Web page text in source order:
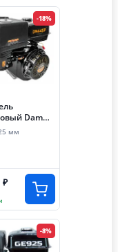
-18%
Daman
лс, 25
мм
₽
-8%